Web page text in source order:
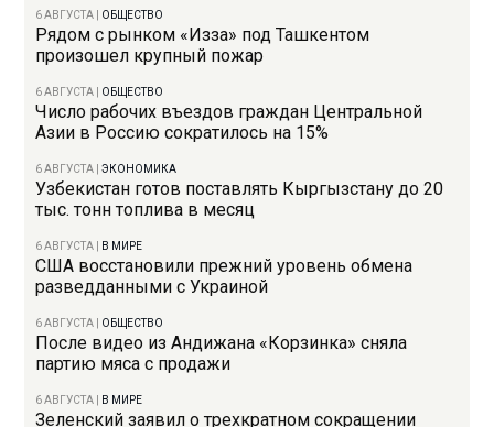
6 АВГУСТА ОБЩЕСТВО
Рядом с рынком «Изза» под Ташкентом
произошел крупный пожар
6 АВГУСТА ОБЩЕСТВО
Число рабочих въездов граждан Центральной
Азии в Россию сократилось на 15%
6 АВГУСТА |ЭКОНОМИКА
Узбекистан готов поставлять Кыргызстану до 20
тыс. тонн топлива в месяц
6 АВГУСТА В МИРЕ
США восстановили прежний уровень обмена
разведданными с Украиной
6 АВГУСТА ОБЩЕСТВО
После видео из Андижана «Корзинка» сняла
партию мяса с продажи
6 АВГУСТА В МИРЕ
Зеленский заявил о трехкратном сокращении